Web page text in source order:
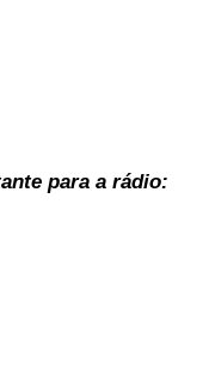
para a rádio: